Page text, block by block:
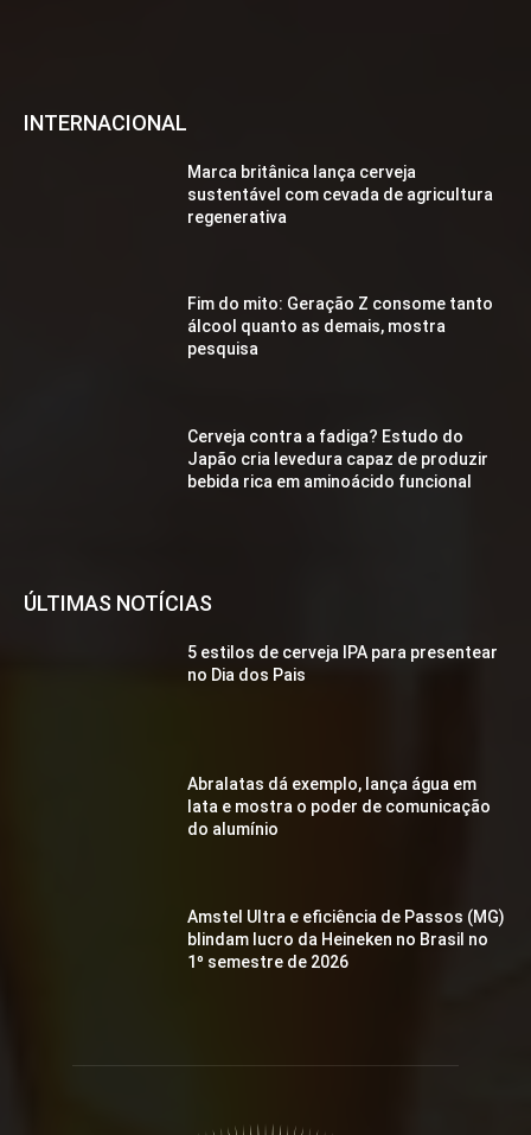
INTERNACIONAL
Marca britânica lança cerveja
sustentável com cevada de agricultura
regenerativa
Fim do mito: Geração Z consome tanto
álcool quanto as demais, mostra
pesquisa
Cerveja contra a fadiga? Estudo do
Japão cria levedura capaz de produzir
bebida rica em aminoácido funcional
ÚLTIMAS NOTÍCIAS
5 estilos de cerveja IPA para presentear
no Dia dos Pais
Abralatas dá exemplo, lança água em
lata e mostra o poder de comunicação
do alumínio
Amstel Ultra e eficiência de Passos (MG)
blindam lucro da Heineken no Brasil no
1º semestre de 2026